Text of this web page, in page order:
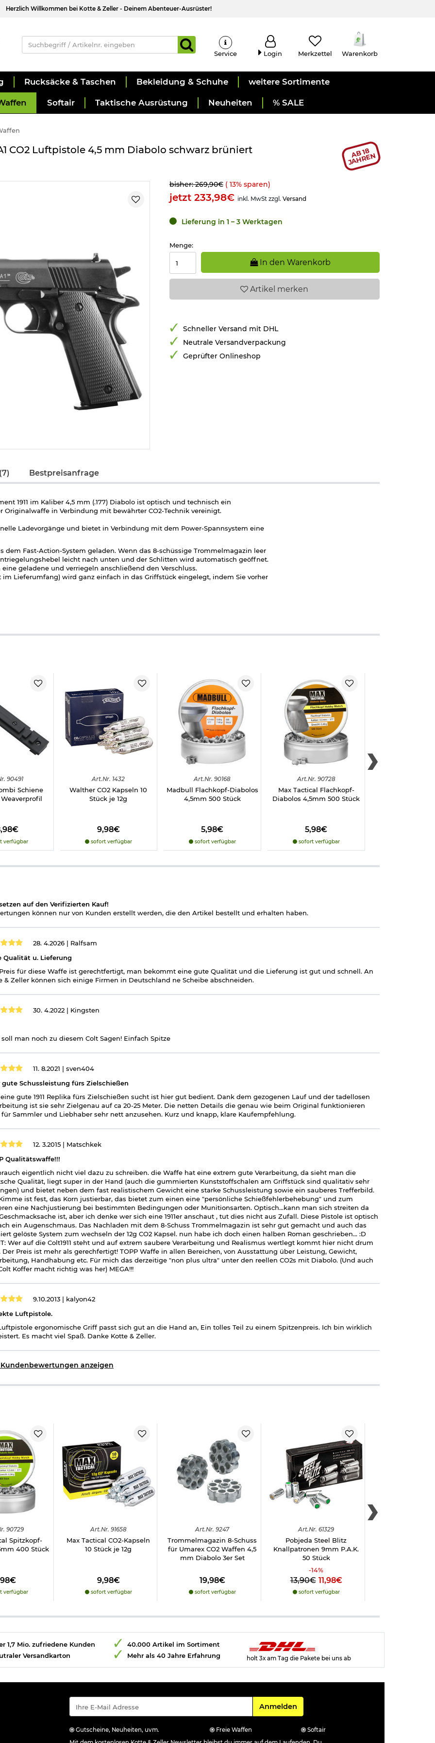
Herzlich Willkommen bei Kotte & Zeller - Deinem Abenteuer-Ausrüster!
Service Login Merkzettel Warenkorb
Rucksäcke & Taschen Bekleidung & Schuhe weitere Sortimente
Softair Taktische Ausrüstung Neuheiten % SALE
CO2 Luftpistole 4,5 mm Diabolo schwarz brüniert AB 18
JAHREN
bisher: 269,90€ ( 13% sparen)
jetzt 233,98€ inkl. MwSt zzgl. Versand
Lieferung in 1 – 3 Werktagen
Menge:
In den Warenkorb
Artikel merken
Schneller Versand mit DHL
Neutrale Versandverpackung
Geprüfter Onlineshop
Bestpreisanfrage
1911 im Kaliber 4,5 mm (.177) Diabolo ist optisch und technisch ein
Originalwaffe in Verbindung mit bewährter CO2-Technik vereinigt.
Ladevorgänge und bietet in Verbindung mit dem Power-Spannsystem eine
dem Fast-Action-System geladen. Wenn das 8-schüssige Trommelmagazin leer
leicht nach unten und der Schlitten wird automatisch geöffnet.
geladene und verriegeln anschließend den Verschluss.
im Lieferumfang) wird ganz einfach in das Griffstück eingelegt, indem Sie vorher
Kunststoff-Griffschalen.
mm Diabolo schwarz brüniert
4,5 mm Diabolo schwarz brüniert:
Kimme
CO2 Kapsel und Diabolos im Kaliber 4,5 mm benötigt (nicht im Lieferumfang
und CO2-Waffen
90491
Schiene
verfügbar
Art.Nr. 1432
Walther CO2 Kapseln 10
Stück je 12g
9,98€
sofort verfügbar
Art.Nr. 90168
Madbull Flachkopf-Diabolos
4,5mm 500 Stück
5,98€
sofort verfügbar
Art.Nr. 90728
Max Tactical Flachkopf-
Diabolos 4,5mm 500 Stück
5,98€
sofort verfügbar
auf den Verifizierten Kauf!
können nur von Kunden erstellt werden, die den Artikel bestellt und erhalten haben.
28. 4.2026 | Ralfsam
Qualität u. Lieferung
für diese Waffe ist gerechtfertigt, man bekommt eine gute Qualität und die Lieferung ist gut und schnell. An
& Zeller können sich einige Firmen in Deutschland ne Scheibe abschneiden.
30. 4.2022 | Kingsten
soll man noch zu diesem Colt Sagen! Einfach Spitze
11. 8.2021 | sven404
gute Schussleistung fürs Zielschießen
gute 1911 Replika fürs Zielschießen sucht ist hier gut bedient. Dank dem gezogenen Lauf und der tadellosen
ist sie sehr Zielgenau auf ca 20-25 Meter. Die netten Details die genau wie beim Original funktionieren
Sammler und Liebhaber sehr nett anzusehen. Kurz und knapp, klare Kaufempfehlung.
12. 3.2015 | Matschkek
Qualitätswaffe!!!
eigentlich nicht viel dazu zu schreiben. die Waffe hat eine extrem gute Verarbeitung, da sieht man die
Qualität, liegt super in der Hand (auch die gummierten Kunststoffschalen am Griffstück sind qualitativ sehr
und bietet neben dem fast realistischem Gewicht eine starke Schussleistung sowie ein sauberes Trefferbild.
ist fest, das Korn justierbar, das bietet zum einen eine "persönliche Schießfehlerbehebung" und zum
eine Nachjustierung bei bestimmten Bedingungen oder Munitionsarten. Optisch...kann man sich streiten da
ist, aber ich denke wer sich eine 1911er anschaut , tut dies nicht aus Zufall. Diese Pistole ist optisch
ein Augenschmaus. Das Nachladen mit dem 8-Schuss Trommelmagazin ist sehr gut gemacht und auch das
gelöste System zum wechseln der 12g CO2 Kapsel. nun habe ich doch einen halben Roman geschrieben... :D
Wer auf die Colt1911 steht und auf extrem saubere Verarbeitung und Realismus wertlegt kommt hier nicht drum
Der Preis ist mehr als gerechfertigt! TOPP Waffe in allen Bereichen, von Ausstattung über Leistung, Gewicht,
Handhabung etc. Für mich das derzeitige "non plus ultra" unter den reellen CO2s mit Diabolo. (Und auch
Koffer macht richtig was her) MEGA!!!
9.10.2013 | kalyon42
Luftpistole.
ergonomische Griff passt sich gut an die Hand an, Ein tolles Teil zu einem Spitzenpreis. Ich bin wirklich
Es macht viel Spaß. Danke Kotte & Zeller.
anzeigen
90729
Spitzkopf-
400 Stück
verfügbar
Art.Nr. 91658
Max Tactical CO2-Kapseln
10 Stück je 12g
9,98€
sofort verfügbar
Art.Nr. 9247
Trommelmagazin 8-Schuss
für Umarex CO2 Waffen 4,5
mm Diabolo 3er Set
19,98€
sofort verfügbar
Art.Nr. 61329
Pobjeda Steel Blitz
Knallpatronen 9mm P.A.K.
50 Stück
-14%
13,90€ 11,98€
sofort verfügbar
1,7 Mio. zufriedene Kunden
Versandkarton
40.000 Artikel im Sortiment
Mehr als 40 Jahre Erfahrung
holt 3x am Tag die Pakete bei uns ab
Für den Newsletter
Anmelden
Gutscheine, Neuheiten, uvm. Freie Waffen
Softair